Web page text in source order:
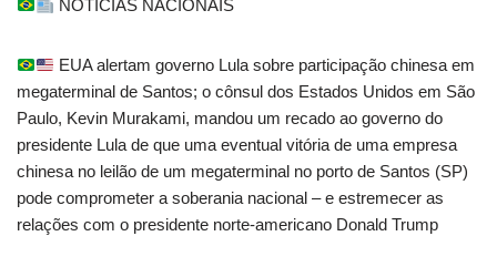
NOTÍCIAS NACIONAIS
EUA alertam governo Lula sobre participação chinesa em
megaterminal de Santos; o cônsul dos Estados Unidos em São
Paulo, Kevin Murakami, mandou um recado ao governo do
presidente Lula de que uma eventual vitória de uma empresa
chinesa no leilão de um megaterminal no porto de Santos (SP)
pode comprometer a soberania nacional – e estremecer as
relações com o presidente norte-americano Donald Trump